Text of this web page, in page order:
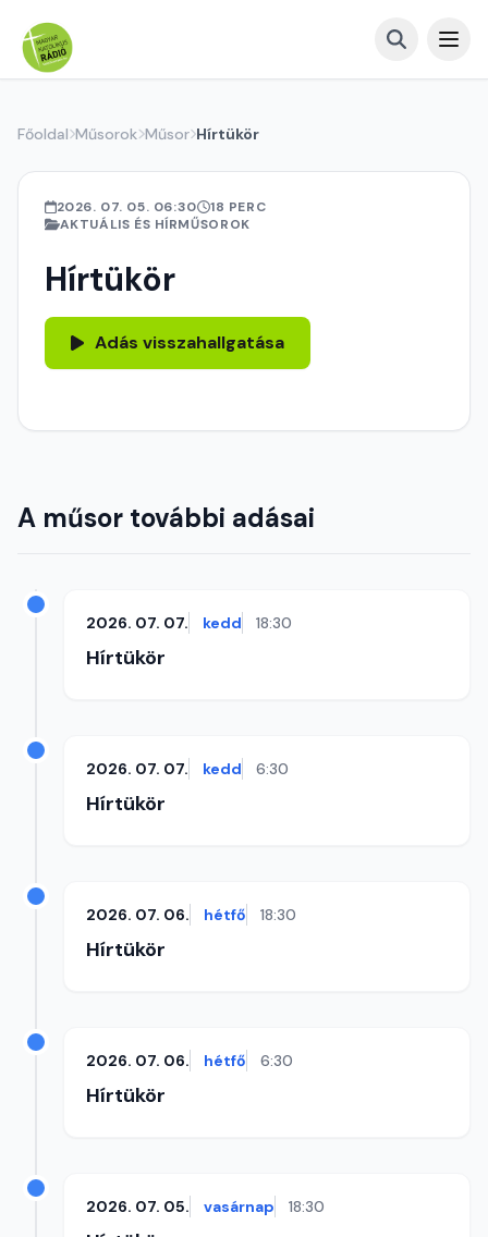
Főoldal Műsorok Műsor Hírtükör
2026. 07. 05. 06:30
18 PERC
AKTUÁLIS ÉS HÍRMŰSOROK
Hírtükör
Adás visszahallgatása
A műsor további adásai
2026. 07. 07. kedd 18:30
Hírtükör
2026. 07. 07. kedd 6:30
Hírtükör
2026. 07. 06. hétfő 18:30
Hírtükör
2026. 07. 06. hétfő 6:30
Hírtükör
2026. 07. 05. vasárnap 18:30